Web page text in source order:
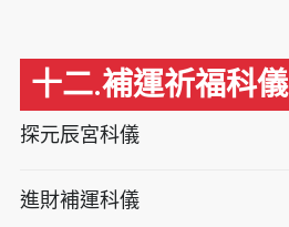
十二.補運祈福科儀
探元辰宮科儀
進財補運科儀